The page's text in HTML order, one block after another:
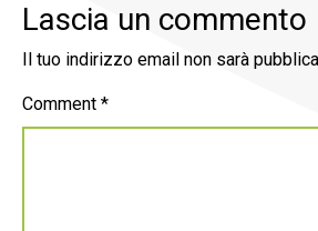
Lascia un commento
Il tuo indirizzo email non sarà
Comment *